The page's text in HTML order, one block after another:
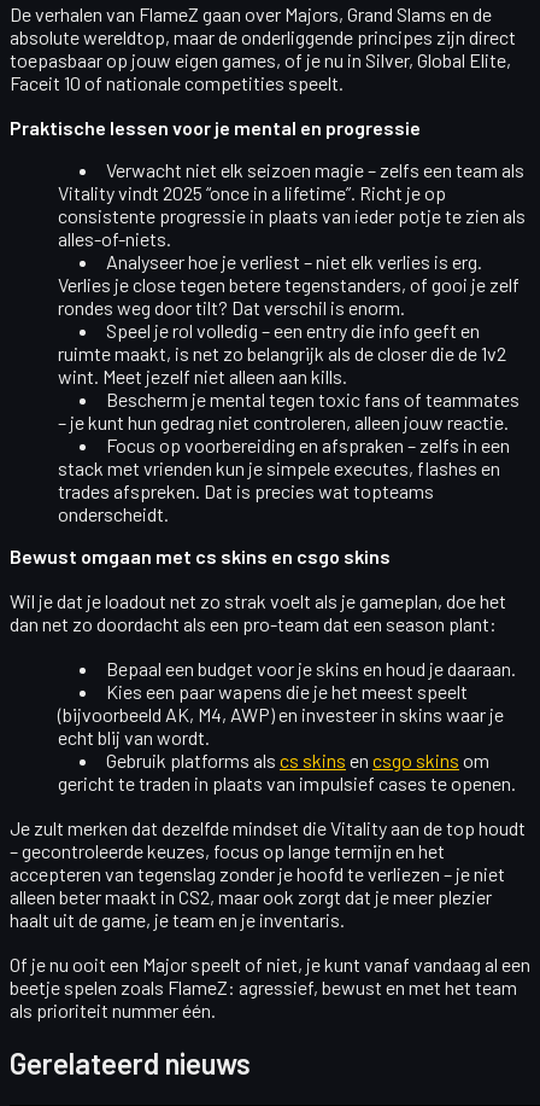
De verhalen van FlameZ gaan over Majors, Grand Slams en de
absolute wereldtop, maar de onderliggende principes zijn direct
toepasbaar op jouw eigen games, of je nu in Silver, Global Elite,
Faceit 10 of nationale competities speelt.
Praktische lessen voor je mental en progressie
Verwacht niet elk seizoen magie– zelfs een team als
Vitality vindt 2025 “once in a lifetime”. Richt je op
consistente progressie in plaats van ieder potje te zien als
alles-of-niets.
Analyseer hoe je verliest – niet elk verlies is erg.
Verlies je close tegen betere tegenstanders, of gooi je zelf
rondes weg door tilt? Dat verschil is enorm.
Speel je rol volledig – een entry die info geeft en
ruimte maakt, is net zo belangrijk als de closer die de 1v2
wint. Meet jezelf niet alleen aan kills.
Bescherm je mental tegen toxic fans of teammates
– je kunt hun gedrag niet controleren, alleen jouw reactie.
Focus op voorbereiding en afspraken – zelfs in een
stack met vrienden kun je simpele executes, flashes en
trades afspreken. Dat is precies wat topteams
onderscheidt.
Bewust omgaan met cs skins en csgo skins
Wil je dat je loadout net zo strak voelt als je gameplan, doe het
dan net zo doordacht als een pro-team dat een season plant:
Bepaal een budget voor je skins en houd je daaraan.
Kies een paar wapens die je het meest speelt
(bijvoorbeeld AK, M4, AWP) en investeer in skins waar je
echt blij van wordt.
Gebruik platforms als cs skins en csgo skins om
gericht te traden in plaats van impulsief cases te openen.
Je zult merken dat dezelfde mindset die Vitality aan de top houdt
– gecontroleerde keuzes, focus op lange termijn en het
accepteren van tegenslag zonder je hoofd te verliezen – je niet
alleen beter maakt in CS2, maar ook zorgt dat je meer plezier
haalt uit de game, je team en je inventaris.
Of je nu ooit een Major speelt of niet, je kunt vanaf vandaag al een
beetje spelen zoals FlameZ: agressief, bewust en met het team
als prioriteit nummer één.
Gerelateerd nieuws